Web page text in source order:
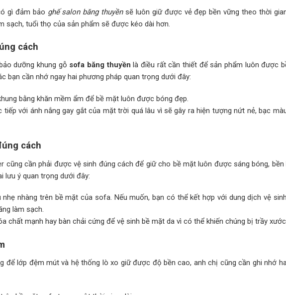
gì đảm bảo ghế salon băng thuyềnsẽ luôn giữ được vẻ đẹp bền vững theo thời
sạch, tuổi thọ của sản phẩm sẽ được kéo dài hơn.
cách
dưỡng khung gỗ sofa băng thuyền là điều rất cần thiết để sản phẩm luôn được
bạn cần nhớ ngay hai phương pháp quan trọng dưới đây:
bằng khăn mềm ẩm để bề mặt luôn được bóng đẹp.
với ánh nắng gay gắt của mặt trời quá lâu vì sẽ gây ra hiện tượng nứt nẻ, bạc
cách
cũng cần phải được vệ sinh đúng cách để giữ cho bề mặt luôn được sáng bóng, bền
lưu ý quan trọng dưới đây:
nhàng trên bề mặt của sofa. Nếu muốn, bạn có thể kết hợp với dung dịch vệ
làm sạch.
chất mạnh hay bàn chải cứng để vệ sinh bề mặt da vì có thể khiến chúng bị trầy
để lớp đệm mút và hệ thống lò xo giữ được độ bền cao, anh chị cũng cần ghi nhớ